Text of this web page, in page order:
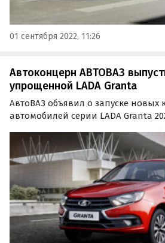
01 сентября 2022, 11:26
Автоконцерн АВТОВАЗ
упрощенной LADA Granta
АвтоВАЗ объявил о запуске новых
автомобилей серии LADA Granta
версию #CLUB для седана и
исполнение Quest для универсала